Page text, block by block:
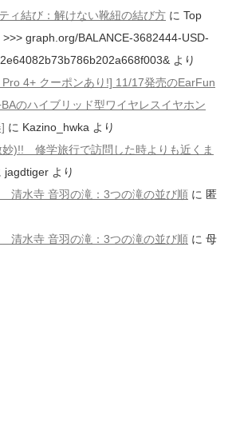
ィ結び：解けない靴紐の結び方 に Top
graph.org/BALANCE-3682444-USD-
より
4+ クーポンあり!] 11/17発売のEarFun
のハイブリッド型ワイヤレスイヤホン
に Kazino_hwka より
)!! 修学旅行で訪問した時よりも近くま
jagdtiger より
清水寺 音羽の滝：3つの滝の並び順 に 匿
清水寺 音羽の滝：3つの滝の並び順 に 母